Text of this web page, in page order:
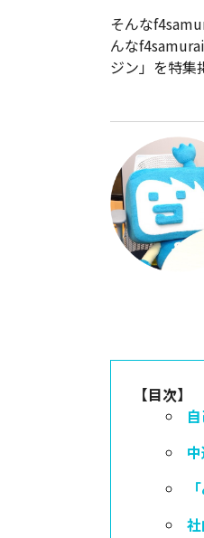
そんな
んな
ジン」を特集
【目次】